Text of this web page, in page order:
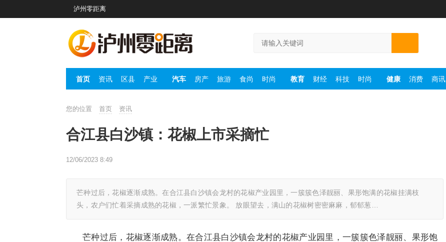
泸州零距离
首页 资讯 区县 产业 汽车 房产 旅游 食尚 时尚 教育 财经 科技 时尚 健康 消费 商讯
您的位置 首页 资讯
合江县白沙镇：花椒上市采摘忙
12/06/2023 8:49
芒种过后，花椒逐渐成熟。在合江县白沙镇会龙村的花椒产业园里，一簇簇色泽靓丽、果形饱满的花椒挂满枝
头，农户们忙着采摘成熟的花椒，一派繁忙景象。 放眼望去，满山的花椒树密密麻麻，郁郁葱…
芒种过后，花椒逐渐成熟。在合江县白沙镇会龙村的花椒产业园里，一簇簇色泽靓丽、果形饱